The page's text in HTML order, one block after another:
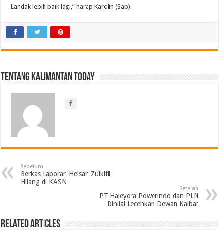
Landak lebih baik lagi,” harap Karolin (Sab).
Tentang Kalimantan Today
Sebelum
Berkas Laporan Helsan Zulkifli
Hilang di KASN
Setelah
PT Haleyora Powerindo dan PLN
Dinilai Lecehkan Dewan Kalbar
Related Articles